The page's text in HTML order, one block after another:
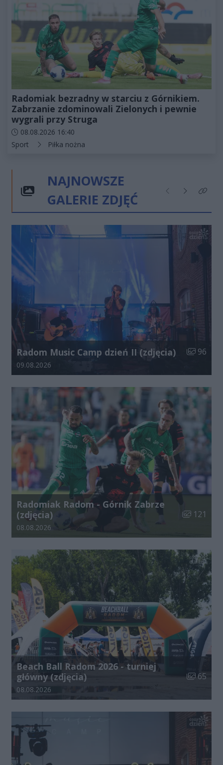
Radomiak bezradny w starciu z Górnikiem.
Zabrzanie zdominowali Zielonych i pewnie
wygrali przy Struga
Data dodania artykułu:
08.08.2026 16:40
Kategorie artykułu:
Sport Piłka nożna
NAJNOWSZE
GALERIE ZDJĘĆ
Poprzednie
NastępneKliknij
Radom Music Camp dzień II (zdjęcia) Liczba
96
Data dodania galerii:
09.08.2026
Radomiak Radom - Górnik Zabrze
(zdjęcia)
Liczba
121
Data dodania galerii:
08.08.2026
Beach Ball Radom 2026 - turniej
główny (zdjęcia)
Liczba
65
Data dodania galerii:
08.08.2026